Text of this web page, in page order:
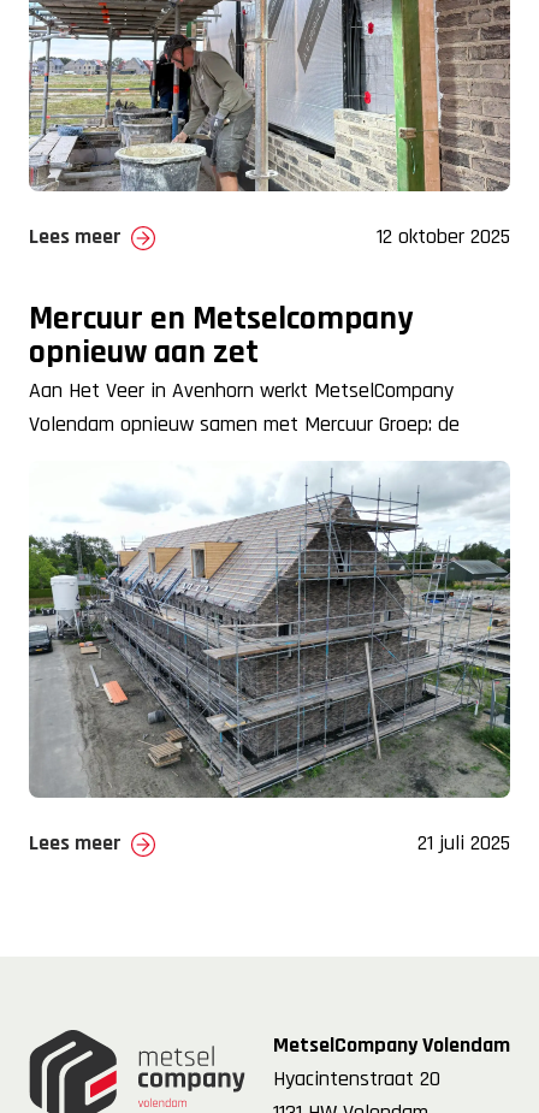
Lees meer 12 oktober 2025
Mercuur en Metselcompany
opnieuw aan zet
Aan Het Veer in Avenhorn werkt MetselCompany
Volendam opnieuw samen met Mercuur Groep: de
bouw van 17 duurzame starterswoningen op
Lees meer 21 juli 2025
MetselCompany Volendam
Hyacintenstraat 20